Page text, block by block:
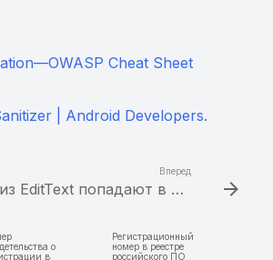
Cheat Sheet
| Android Developers.
Вперед
попадают в WebView.loadurl()
о
в
Регистрационный
номер в реестре
российского ПО